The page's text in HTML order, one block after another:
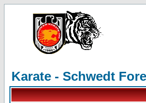
Karate - Schwedt